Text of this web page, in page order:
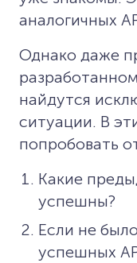
аналогичных
Однако даже
найдутся
ситуации. В
попробовать
Какие
успешны?
Если не
успешных